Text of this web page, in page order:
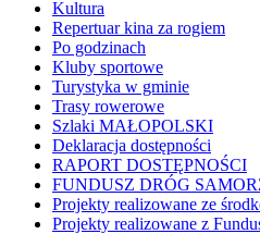
Kultura
Repertuar kina za rogiem
Po godzinach
Kluby sportowe
Turystyka w gminie
Trasy rowerowe
Szlaki MAŁOPOLSKI
Deklaracja dostępności
RAPORT DOSTĘPNOŚCI
FUNDUSZ DRÓG
Projekty realizowane ze
Projekty realizowane z